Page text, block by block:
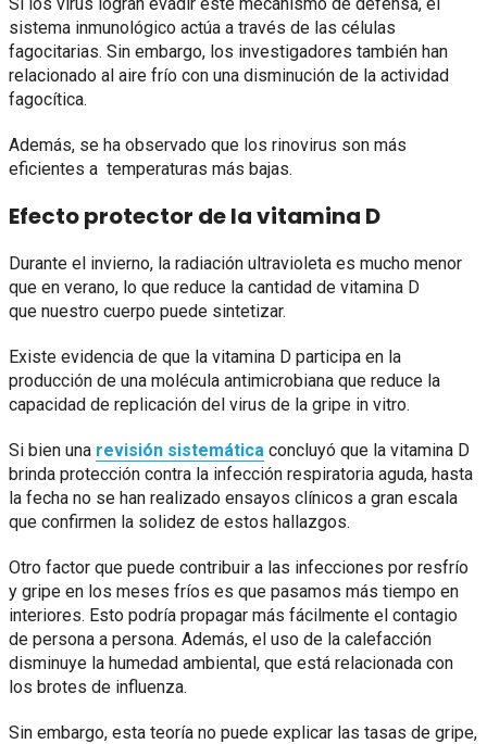
sistema inmunológico actúa a través de las células
fagocitarias. Sin embargo, los investigadores también han
relacionado al aire frío con una disminución de la actividad
fagocítica.
Además, se ha observado que los rinovirus son más
eficientes a temperaturas más bajas.
Efecto protector de la vitamina D
Durante el invierno, la radiación ultravioleta es mucho menor
que en verano, lo que reduce la cantidad de vitamina D
que nuestro cuerpo puede sintetizar.
Existe evidencia de que la vitamina D participa en la
producción de una molécula antimicrobiana que reduce la
capacidad de replicación del virus de la gripe in vitro.
Si bien una revisión sistemática concluyó que la vitamina D
brinda protección contra la infección respiratoria aguda, hasta
la fecha no se han realizado ensayos clínicos a gran escala
que confirmen la solidez de estos hallazgos.
Otro factor que puede contribuir a las infecciones por resfrío
y gripe en los meses fríos es que pasamos más tiempo en
interiores. Esto podría propagar más fácilmente el contagio
de persona a persona. Además, el uso de la calefacción
disminuye la humedad ambiental, que está relacionada con
los brotes de influenza.
Sin embargo, esta teoría no puede explicar las tasas de gripe,